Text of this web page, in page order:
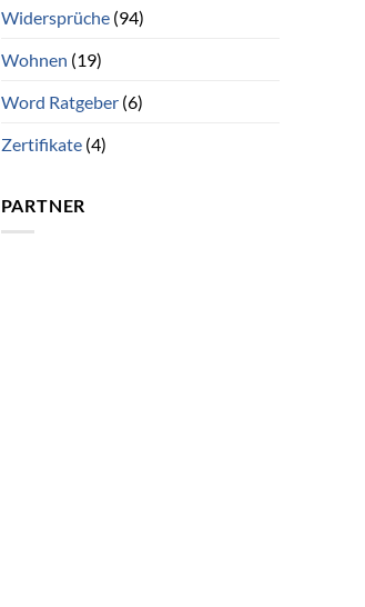
Widersprüche(94)
Wohnen (19)
Word Ratgeber(6)
Zertifikate(4)
PARTNER